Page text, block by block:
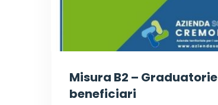
Misura B2 – Graduatorie
beneficiari